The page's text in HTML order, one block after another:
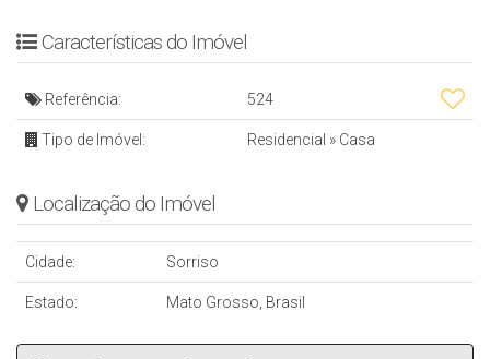
Características do Imóvel
Referência: 524
Tipo de Imóvel: Residencial » Casa
Localização do Imóvel
Cidade: Sorriso
Estado: Mato Grosso, Brasil